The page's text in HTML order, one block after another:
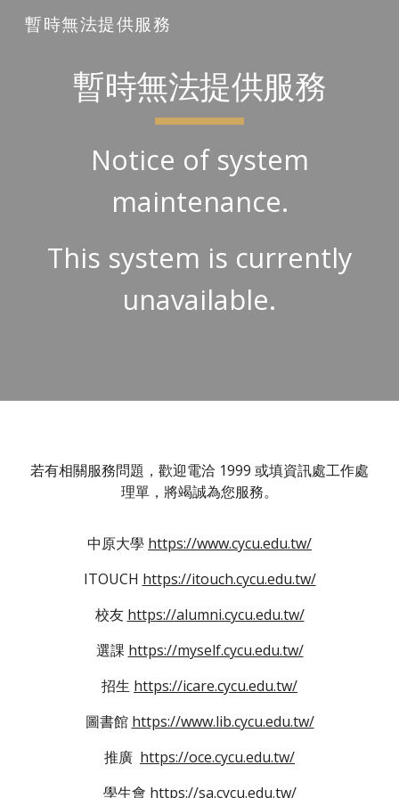
Skip to main content
暫時無法提供服務
暫時無法提供服務
Notice of system
maintenance.
This system is currently
unavailable.
若有相關服務問題，歡迎電洽 1999 或填資訊處工作處
理單，將竭誠為您服務。
中原大學 https://www.cycu.edu.tw/
ITOUCH https://itouch.cycu.edu.tw/
校友 https://alumni.cycu.edu.tw/
選課 https://myself.cycu.edu.tw/
招生 https://icare.cycu.edu.tw/
圖書館 https://www.lib.cycu.edu.tw/
推廣 https://oce.cycu.edu.tw/
學生會 https://sa.cycu.edu.tw/